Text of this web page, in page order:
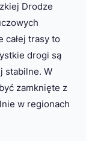
Drodze
całej trasy to
drogi są
stabilne. W
zamknięte z
w regionach